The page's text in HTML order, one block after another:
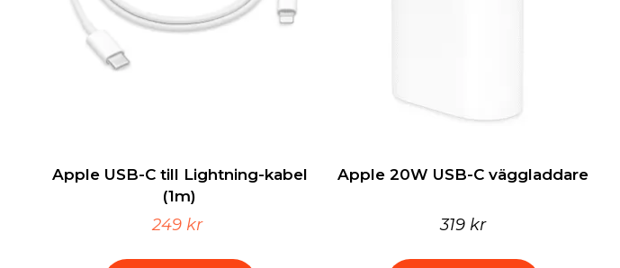
Apple USB-C till Lightning-kabel
(1m)
249 kr
Apple 20W USB-C väggladdare
319 kr